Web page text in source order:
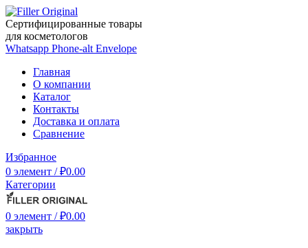
Сертифицированные товары
для косметологов
Whatsapp Phone-alt Envelope
Главная
О компании
Каталог
Контакты
Доставка и оплата
Сравнение
Избранное
0 элемент / ₽0.00
Категории
0 элемент / ₽0.00
закрыть